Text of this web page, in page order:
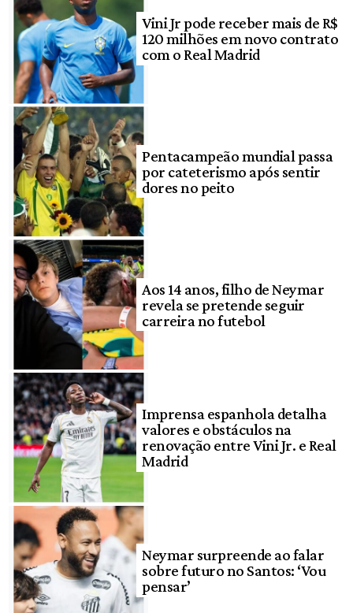
Vini Jr pode receber mais de R$
120 milhões em novo contrato
com o Real Madrid
Pentacampeão mundial passa
por cateterismo após sentir
dores no peito
Aos 14 anos, filho de Neymar
revela se pretende seguir
carreira no futebol
Imprensa espanhola detalha
valores e obstáculos na
renovação entre Vini Jr. e Real
Madrid
Neymar surpreende ao falar
sobre futuro no Santos: ‘Vou
pensar’